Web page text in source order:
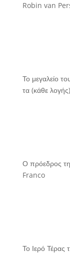
Robin van
Το μεγαλείο
τα (κάθε
Ο πρόεδρος
Franco
Το Ιερό Τέρας